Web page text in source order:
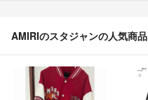
AMIRIのスタジャンの人気商品